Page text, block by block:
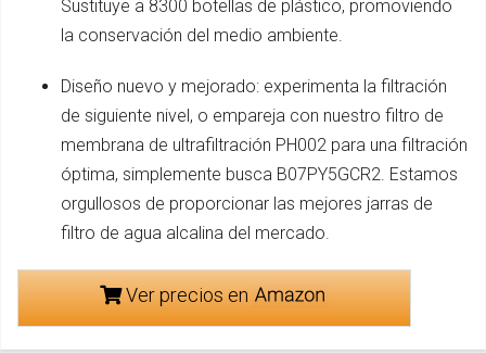
Sustituye a 8300 botellas de plástico, promoviendo
la conservación del medio ambiente.
Diseño nuevo y mejorado: experimenta la filtración
de siguiente nivel, o empareja con nuestro filtro de
membrana de ultrafiltración PH002 para una filtración
óptima, simplemente busca B07PY5GCR2. Estamos
orgullosos de proporcionar las mejores jarras de
filtro de agua alcalina del mercado.
Ver precios en